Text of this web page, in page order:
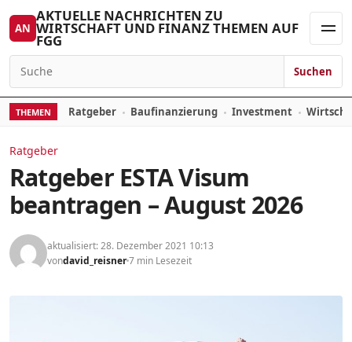
Zum Inhalt springen
AN
AKTUELLE NACHRICHTEN ZU
WIRTSCHAFT UND FINANZ THEMEN AUF
FGG
Suchen nach:
Suchen
THEMEN Ratgeber Baufinanzierung Investment
Ratgeber
Ratgeber ESTA Visum
beantragen – August 2026
aktualisiert: 28. Dezember 2021 10:13
vondavid_reisner7 min Lesezeit